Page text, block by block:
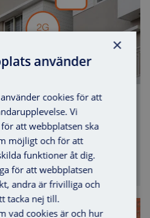
när 2G/3G-näten
ner de gamla näten för
i skolor
×
använder
cookies för att
Vi
att webbplatsen ska
möjligt och för att
funktioner åt dig.
för att webbplatsen
andra är frivilliga och
tacka nej till.
vad cookies är och hur